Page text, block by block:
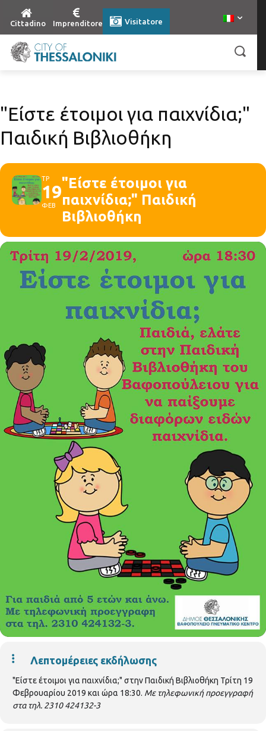
Cittadino Imprenditore Visitatore
"Είστε έτοιμοι για παιχνίδια;"
Παιδική Βιβλιοθήκη
ΤΡ
19
ΦΕΒ
"Είστε έτοιμοι για
παιχνίδια;" Παιδική
Βιβλιοθήκη
Λεπτομέρειες εκδήλωσης
"Είστε έτοιμοι για παιχνίδια;" στην Παιδική Βιβλιοθήκη Τρίτη 19
Φεβρουαρίου 2019 και ώρα 18:30. Με τηλεφωνική προεγγραφή
στα τηλ. 2310 424132-3